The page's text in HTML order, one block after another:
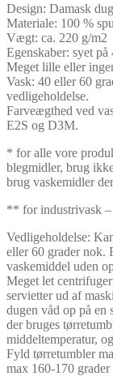
Design: Damask
Materiale: 100 %
Vægt: ca. 220 g/m2
Egenskaber: syet
Meget lille eller
Vask: 40 eller 60
vedligeholdelse.
Farveægthed ved
E2S og D3M.
* for alle vore
blegmidler, brug
brug vaskemidler
** for industrivask –
Vedligeholdelse:
eller 60 grader nok.
vaskemiddel uden
Meget let
servietter ud af
dugen våd op på
der bruges
middeltemperatur,
Fyld tørretumbler
max 160-170